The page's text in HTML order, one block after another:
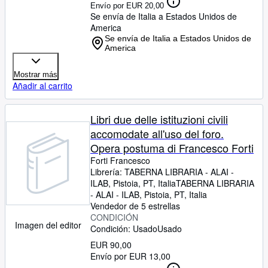
Envío por EUR 20,00
Se envía de Italia a Estados Unidos de
America
Se envía de Italia a Estados Unidos de
America
Mostrar más
Añadir al carrito
Imagen del editor
Libri due delle istituzioni civili
accomodate all'uso del foro.
Opera postuma di Francesco Forti
Forti Francesco
Librería: TABERNA LIBRARIA - ALAI -
ILAB, Pistoia, PT, ItaliaTABERNA LIBRARIA
- ALAI - ILAB, Pistoia, PT, Italia
Vendedor de 5 estrellas
CONDICIÓN
Condición: UsadoUsado
EUR 90,00
Envío por EUR 13,00